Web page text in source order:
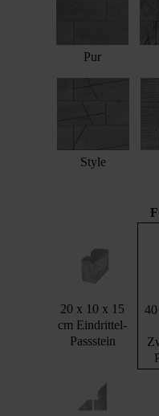
Pur
Style
20 x 10 x 15
cm Eindrittel-
Passstein